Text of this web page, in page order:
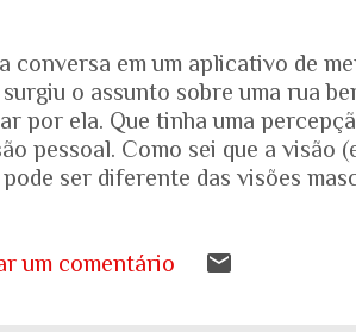
conversa em um aplicativo de
o assunto sobre uma rua
por ela. Que tinha uma
pessoal. Como sei que a visão
ser diferente das visões
em setembro de 2024,
um comentário